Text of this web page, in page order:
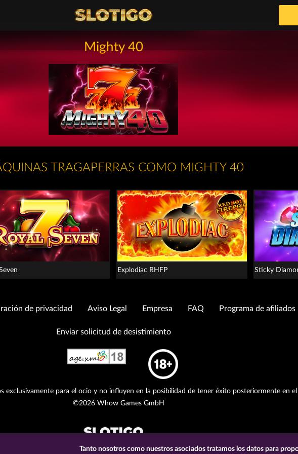
Mighty 40
TRAGAPERRAS COMO MIGHTY 40
Explodiac RHFP Sticky
de privacidad Aviso Legal Empresa FAQ Programa de afiliados
Enviar solicitud de desistimiento
exclusivamente para el ocio y no influyen en la posibilidad de tener éxito posteriormente en
©2026 Whow Games GmbH
Tanto nosotros como nuestros asociados tratamos los datos para